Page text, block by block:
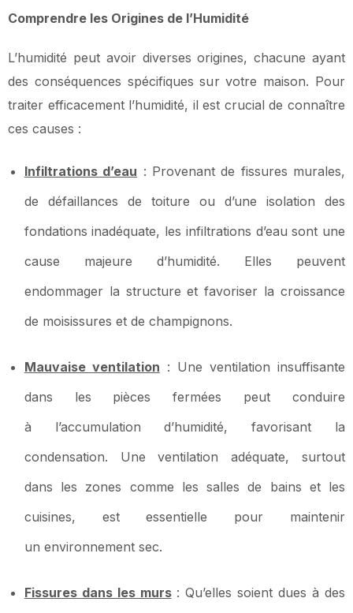
Comprendre les Origines de l’Humidité
L’humidité peut avoir diverses origines, chacune ayant
des conséquences spécifiques sur votre maison. Pour
traiter efficacement l’humidité, il est crucial de connaître
ces causes :
Infiltrations d’eau : Provenant de fissures murales,
de défaillances de toiture ou d’une isolation des
fondations inadéquate, les infiltrations d’eau sont une
cause majeure d’humidité. Elles peuvent
endommager la structure et favoriser la croissance
de moisissures et de champignons.
Mauvaise ventilation : Une ventilation insuffisante
dans les pièces fermées peut conduire
à l’accumulation d’humidité, favorisant la
condensation. Une ventilation adéquate, surtout
dans les zones comme les salles de bains et les
cuisines, est essentielle pour maintenir
un environnement sec.
Fissures dans les murs: Qu’elles soient dues à des